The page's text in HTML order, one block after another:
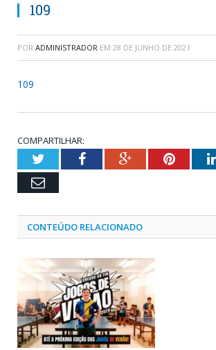
109
POR ADMINISTRADOR EM 28 DE JUNHO DE 2021
109
COMPARTILHAR:
TwitterFacebookGoogle+
Email
CONTEÚDO RELACIONADO